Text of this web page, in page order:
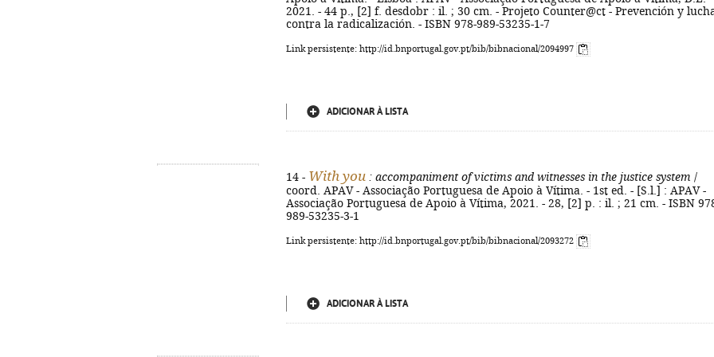
2021. - 44 p., [2] f. desdobr : il. ; 30 cm. - Projeto Counter@ct - Prevención y
contra la radicalización. - ISBN 978-989-53235-1-7
Link persistente: http://id.bnportugal.gov.pt/bib/bibnacional/2094997
ADICIONAR À LISTA
14 - With you : accompaniment of victims and witnesses in the justice system /
coord. APAV - Associação Portuguesa de Apoio à Vítima. - 1st ed. - [S.l.] : APAV -
Associação Portuguesa de Apoio à Vítima, 2021. - 28, [2] p. : il. ; 21 cm. - ISBN
989-53235-3-1
Link persistente: http://id.bnportugal.gov.pt/bib/bibnacional/2093272
ADICIONAR À LISTA